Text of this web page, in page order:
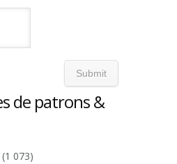
de patrons &
(1 073)